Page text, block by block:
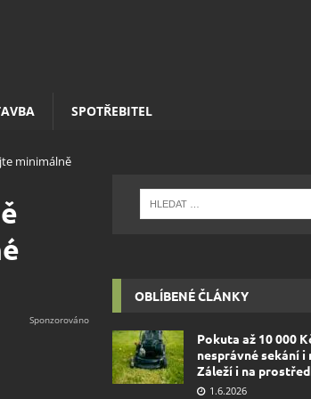
SPOTŘEBITEL
minimálně
OBLÍBENÉ ČLÁNKY
Pokuta až 10 000
nesprávné sekání i
Záleží i na
1.6.2026